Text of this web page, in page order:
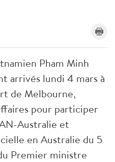
Pham Minh
arrivés lundi 4 mars à
de Melbourne,
pour participer
Australie et
en Australie du 5
Premier ministre